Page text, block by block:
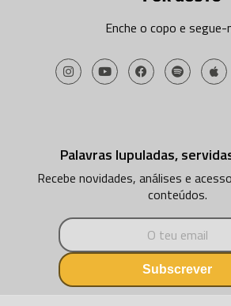
Enche o copo e segue-
Palavras lupuladas,
Recebe novidades, análises e
conteúdos.
Subscrever